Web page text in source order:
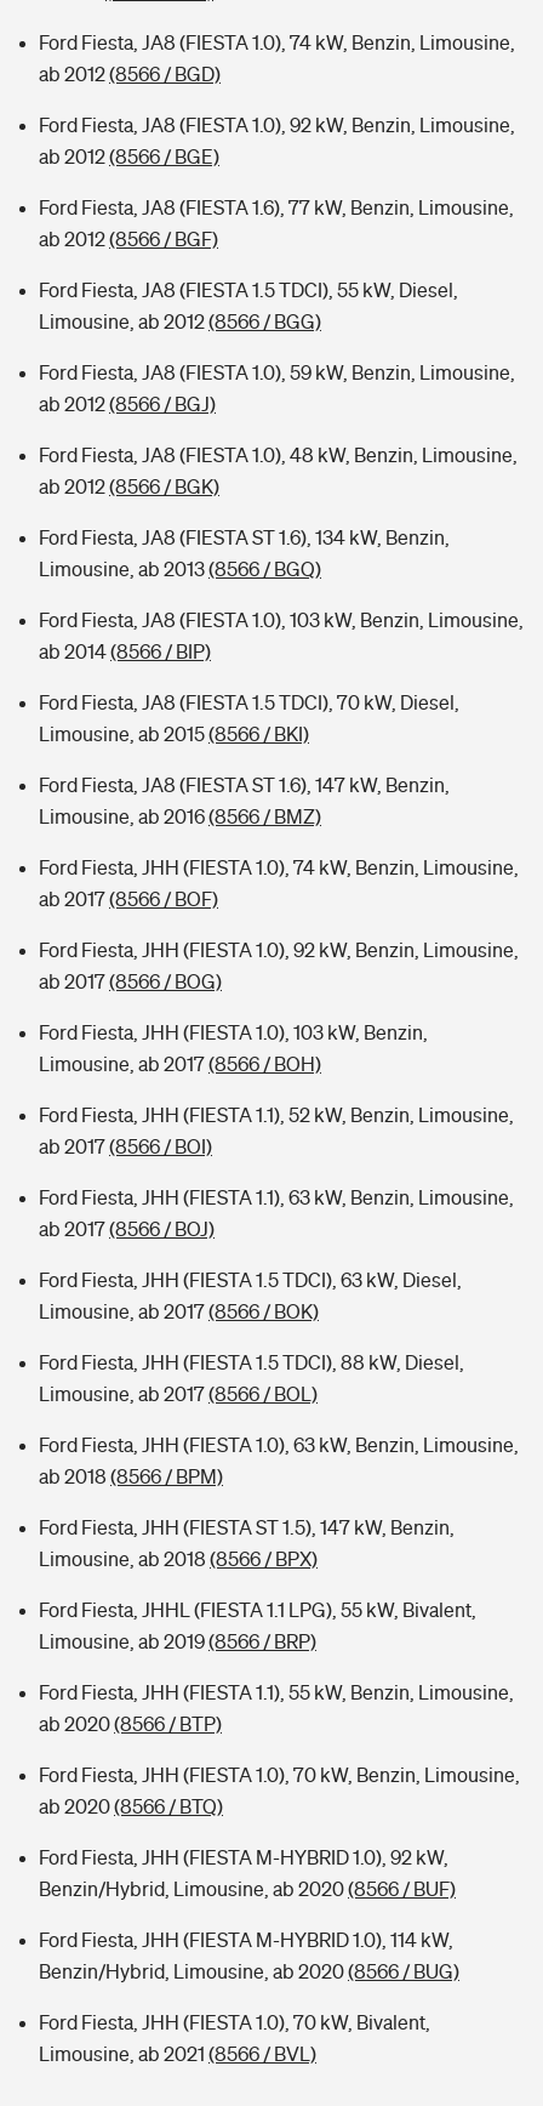
Ford Fiesta, JA8 (FIESTA 1.0), 74 kW, Benzin, Limousine,
ab 2012(8566 / BGD)
Ford Fiesta, JA8 (FIESTA 1.0), 92 kW, Benzin, Limousine,
ab 2012(8566 / BGE)
Ford Fiesta, JA8 (FIESTA 1.6), 77 kW, Benzin, Limousine,
ab 2012(8566 / BGF)
Ford Fiesta, JA8 (FIESTA 1.5 TDCI), 55 kW, Diesel,
Limousine, ab 2012(8566 / BGG)
Ford Fiesta, JA8 (FIESTA 1.0), 59 kW, Benzin, Limousine,
ab 2012(8566 / BGJ)
Ford Fiesta, JA8 (FIESTA 1.0), 48 kW, Benzin, Limousine,
ab 2012(8566 / BGK)
Ford Fiesta, JA8 (FIESTA ST 1.6), 134 kW, Benzin,
Limousine, ab 2013(8566 / BGQ)
Ford Fiesta, JA8 (FIESTA 1.0), 103 kW, Benzin, Limousine,
ab 2014(8566 / BIP)
Ford Fiesta, JA8 (FIESTA 1.5 TDCI), 70 kW, Diesel,
Limousine, ab 2015(8566 / BKI)
Ford Fiesta, JA8 (FIESTA ST 1.6), 147 kW, Benzin,
Limousine, ab 2016(8566 / BMZ)
Ford Fiesta, JHH (FIESTA 1.0), 74 kW, Benzin, Limousine,
ab 2017(8566 / BOF)
Ford Fiesta, JHH (FIESTA 1.0), 92 kW, Benzin, Limousine,
ab 2017(8566 / BOG)
Ford Fiesta, JHH (FIESTA 1.0), 103 kW, Benzin,
Limousine, ab 2017(8566 / BOH)
Ford Fiesta, JHH (FIESTA 1.1), 52 kW, Benzin, Limousine,
ab 2017(8566 / BOI)
Ford Fiesta, JHH (FIESTA 1.1), 63 kW, Benzin, Limousine,
ab 2017(8566 / BOJ)
Ford Fiesta, JHH (FIESTA 1.5 TDCI), 63 kW, Diesel,
Limousine, ab 2017(8566 / BOK)
Ford Fiesta, JHH (FIESTA 1.5 TDCI), 88 kW, Diesel,
Limousine, ab 2017(8566 / BOL)
Ford Fiesta, JHH (FIESTA 1.0), 63 kW, Benzin, Limousine,
ab 2018 (8566 / BPM)
Ford Fiesta, JHH (FIESTA ST 1.5), 147 kW, Benzin,
Limousine, ab 2018 (8566 / BPX)
Ford Fiesta, JHHL (FIESTA 1.1 LPG), 55 kW, Bivalent,
Limousine, ab 2019(8566 / BRP)
Ford Fiesta, JHH (FIESTA 1.1), 55 kW, Benzin, Limousine,
ab 2020(8566 / BTP)
Ford Fiesta, JHH (FIESTA 1.0), 70 kW, Benzin, Limousine,
ab 2020(8566 / BTQ)
Ford Fiesta, JHH (FIESTA M-HYBRID 1.0), 92 kW,
Benzin/Hybrid, Limousine, ab 2020(8566 / BUF)
Ford Fiesta, JHH (FIESTA M-HYBRID 1.0), 114 kW,
Benzin/Hybrid, Limousine, ab 2020(8566 / BUG)
Ford Fiesta, JHH (FIESTA 1.0), 70 kW, Bivalent,
Limousine, ab 2021 (8566 / BVL)